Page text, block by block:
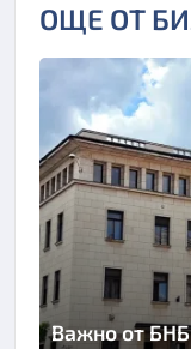
ОЩЕ ОТ
Важно от БНБ